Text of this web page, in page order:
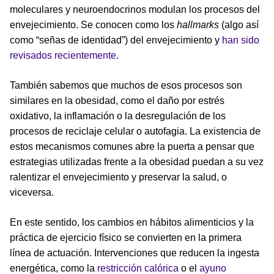
moleculares y neuroendocrinos modulan los procesos del
envejecimiento. Se conocen como los hallmarks (algo así
como “señas de identidad”) del envejecimiento y han sido
revisados recientemente.
También sabemos que muchos de esos procesos son
similares en la obesidad, como el daño por estrés
oxidativo, la inflamación o la desregulación de los
procesos de reciclaje celular o autofagia. La existencia de
estos mecanismos comunes abre la puerta a pensar que
estrategias utilizadas frente a la obesidad puedan a su vez
ralentizar el envejecimiento y preservar la salud, o
viceversa.
En este sentido, los cambios en hábitos alimenticios y la
práctica de ejercicio físico se convierten en la primera
línea de actuación. Intervenciones que reducen la ingesta
energética, como la restricción calórica o el ayuno